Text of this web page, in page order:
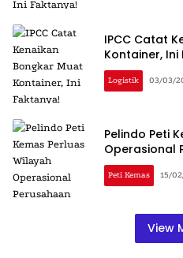
IPCC Catat
Kontainer, Ini
Logistik 03/03/
Pelindo Peti
Operasional
Peti Kemas 15/
View